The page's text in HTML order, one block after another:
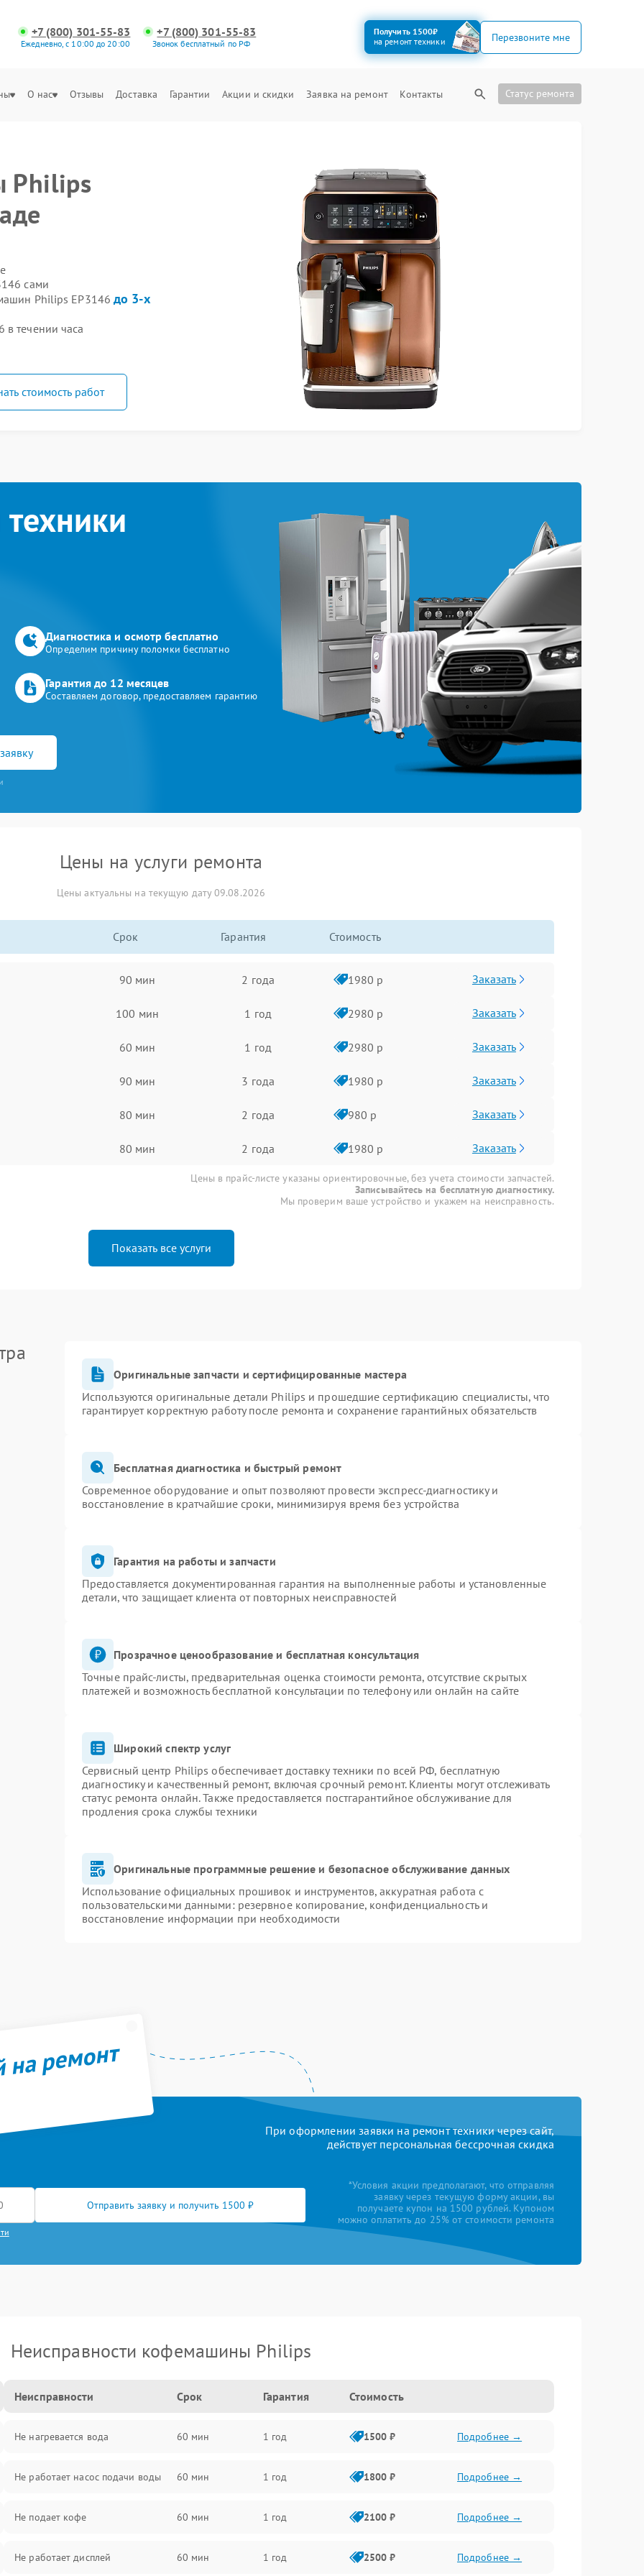
+7 (800) 301-55-83
Ежедневно, с 10:00 до 20:00
+7 (800) 301-55-83
Звонок бесплатный по РФ
Получить 1500₽
на ремонт техники
Перезвоните мне
О нас Отзывы Доставка Гарантии Акции и скидки Заявка на ремонт Контакты Статус ремонта
Philips
сами
Philips EP3146 до 3-х
течении часа
стоимость работ
Диагностика и осмотр бесплатно
Определим причину поломки бесплатно
Гарантия до 12 месяцев
Составляем договор, предоставляем гарантию
Цены на услуги ремонта
Цены актуальны на текущую дату 09.08.2026
Срок Гарантия Стоимость
90 мин 2 года 1980 р Заказать
100 мин 1 год 2980 р Заказать
60 мин 1 год 2980 р Заказать
90 мин 3 года 1980 р Заказать
80 мин 2 года 980 р Заказать
80 мин 2 года 1980 р Заказать
Цены в прайс-листе указаны ориентировочные, без учета стоимости запчастей.
Записывайтесь на бесплатную диагностику.
Мы проверим ваше устройство и укажем на неисправность.
Показать все услуги
Оригинальные запчасти и сертифицированные мастера
Используются оригинальные детали Philips и прошедшие сертификацию специалисты, что
гарантирует корректную работу после ремонта и сохранение гарантийных обязательств
Бесплатная диагностика и быстрый ремонт
Современное оборудование и опыт позволяют провести экспресс-диагностику и
восстановление в кратчайшие сроки, минимизируя время без устройства
Гарантия на работы и запчасти
Предоставляется документированная гарантия на выполненные работы и установленные
детали, что защищает клиента от повторных неисправностей
Прозрачное ценообразование и бесплатная консультация
Точные прайс-листы, предварительная оценка стоимости ремонта, отсутствие скрытых
платежей и возможность бесплатной консультации по телефону или онлайн на сайте
Широкий спектр услуг
Сервисный центр Philips обеспечивает доставку техники по всей РФ, бесплатную
диагностику и качественный ремонт, включая срочный ремонт. Клиенты могут отслеживать
статус ремонта онлайн. Также предоставляется постгарантийное обслуживание для
продления срока службы техники
Оригинальные программные решение и безопасное обслуживание данных
Использование официальных прошивок и инструментов, аккуратная работа с
пользовательскими данными: резервное копирование, конфиденциальность и
восстановление информации при необходимости
ремонт
При оформлении заявки на ремонт техники через сайт,
действует персональная бессрочная скидка
Отправить заявку и получить 1500 ₽
*Условия акции предполагают, что отправляя
заявку через текущую форму акции, вы
получаете купон на 1500 рублей. Купоном
можно оплатить до 25% от стоимости ремонта
Неисправности кофемашины Philips
Неисправности Срок Гарантия Стоимость
Не нагревается вода 60 мин 1 год 1500 ₽ Подробнее →
Не работает насос подачи воды 60 мин 1 год 1800 ₽ Подробнее →
Не подает кофе 60 мин 1 год 2100 ₽ Подробнее →
Не работает дисплей 60 мин 1 год 2500 ₽ Подробнее →